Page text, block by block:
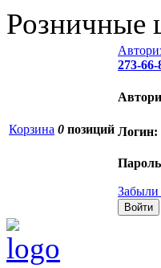
Розничные
Корзина 0 позиций
273-66-
Логин:
Забыли